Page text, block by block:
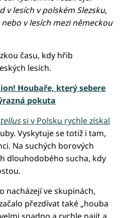
lesích v polském Slezsku,
v lesích mezi německou
času, kdy hřib
lesích.
Houbaře, který sebere
pokuta
si v Polsku rychle získal
Vyskytuje se totiž i tam,
Na suchých borových
dlouhodobého sucha, kdy
nacházejí ve skupinách,
přezdívat také „houba